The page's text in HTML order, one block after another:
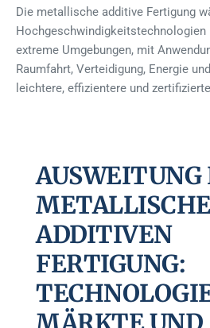
Die metallische additive Fertigung
Hochgeschwindigkeitstechnologien
extreme Umgebungen, mit
Raumfahrt, Verteidigung, Energie
leichtere, effizientere und
AUSWEITUNG
ADDITIVEN
FERTIGUNG: